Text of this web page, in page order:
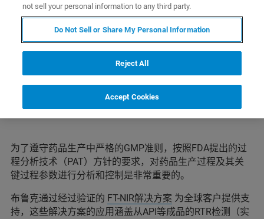
将FT-NIR作为一种主动工具，在贵司 “质量源于
设计”（QbD）环境中进行实时质量保证和产品
为了遵守药品生产中严格的GMP准则，按照FDA提出的过
程分析技术（PAT）方针的要求，对药品生产过程及其关
键过程参数进行分析和控制是非常重要的。
布鲁克通过经过验证的 FT-NIR解决方案 为全球客户提供支
持，这些解决方案的应用涵盖从API等成品的RTR检测（实
not sell your personal information to any third party.
Do Not Sell or Share My Personal Information
Reject All
Accept Cookies